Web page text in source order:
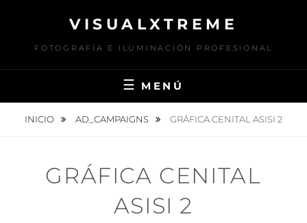
contenido
VISUALXTREME
FOTOGRAFÍA E ILUMINACIÓN PROFESIONAL
MENÚ
INICIO AD_CAMPAIGNS GRÁFICA CENITAL ASISI 2
GRÁFICA CENITAL
ASISI 2